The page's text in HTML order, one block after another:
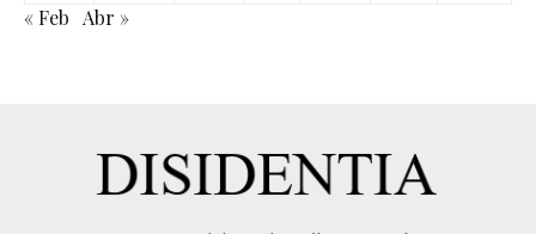
« Feb Abr »